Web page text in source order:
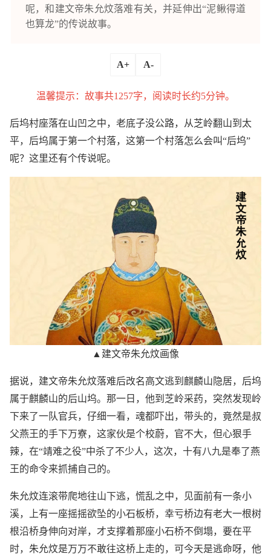
呢，和建文帝朱允炆落难有关，并延伸出“泥鳅得道
也算龙”的传说故事。
A+ A-
温馨提示：故事共1257字，阅读时长约5分钟。
后坞村座落在山凹之中，老底子没公路，从芝岭翻山到太
平，后坞属于第一个村落，这第一个村落怎么会叫“后坞”
呢？这里还有个传说呢。
▲建文帝朱允炆画像
据说，建文帝朱允炆落难后改名高文逃到麒麟山隐居，后坞
属于麒麟山的后山坞。那一日，他到芝岭采药，突然发现岭
下来了一队官兵，仔细一看，魂都吓出，带头的，竟然是叔
父燕王的手下万寮，这家伙是个校蔚，官不大，但心狠手
辣，在“靖难之役”中杀了不少人，这次，十有八九是奉了燕
王的命令来抓捕自己的。
朱允炆连滚带爬地往山下逃，慌乱之中，见面前有一条小
溪，上有一座摇摇欲坠的小石板桥，幸亏桥边有老大一根树
根沿桥身伸向对岸，才支撑着那座小石桥不倒塌，要在平
时，朱允炆是万万不敢往这桥上走的，可今天是逃命呀，他